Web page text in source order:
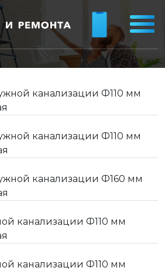
канализации Ф110 мм
канализации Ф110 мм
канализации Ф160 мм
канализации Ф110 мм
канализации Ф110 мм